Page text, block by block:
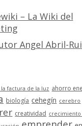
– La Wiki del
Angel Abril-
factura de la luz ahorro
biología cehegín cerebro
creatividad crecimiento